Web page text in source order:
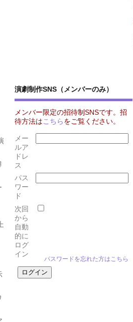
演劇制作SNS（メンバーのみ）
メンバー限定の招待制SNSです。招
待方法は こちら をご覧ください。
メー
ルア
ドレ
ス
パス
ワー
ド
次回
から
自動
的に
ログ
イン
パスワードを忘れた方はこちら